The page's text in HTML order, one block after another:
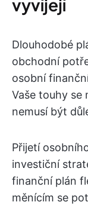
vyvíjejí
Dlouhodobé
obchodní
osobní
Vaše touhy se
nemusí být
Přijetí
investiční
finanční plán
měnícím se